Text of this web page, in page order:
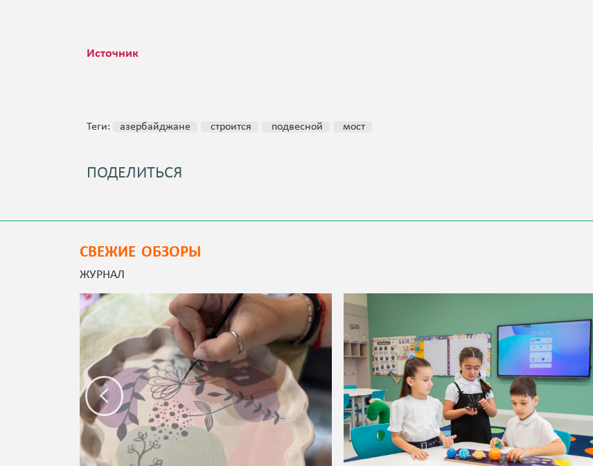
Источник
Теги: азербайджане строится подвесной мост
ПОДЕЛИТЬСЯ
СВЕЖИЕ ОБЗОРЫ
ЖУРНАЛ